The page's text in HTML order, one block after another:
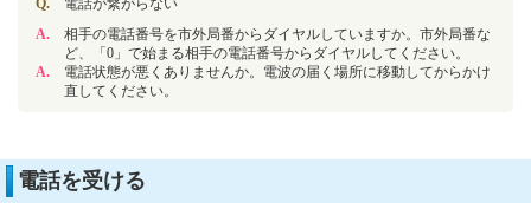
A.
相手の電話番号を市外局番からダイヤルしていますか。市外局番な
ど、「0」で始まる相手の電話番号からダイヤルしてください。
A.
電話状態が悪くありませんか。電波の届く場所に移動してからかけ
直してください。
電話を受ける